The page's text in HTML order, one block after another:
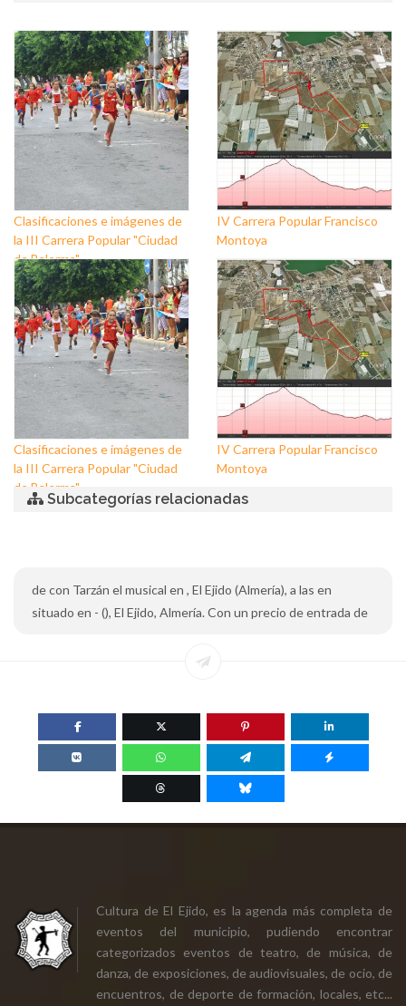
Clasificaciones e imágenes de
la III Carrera Popular "Ciudad
de Balerma"
IV Carrera Popular Francisco
Montoya
Clasificaciones e imágenes de
la III Carrera Popular "Ciudad
de Balerma"
IV Carrera Popular Francisco
Montoya
Subcategorías relacionadas
de con Tarzán el musical en , El Ejido (Almería), a las en
situado en - (), El Ejido, Almería. Con un precio de entrada de
Cultura de El Ejido, es la agenda más completa de
eventos del municipio, pudiendo encontrar
categorizados eventos de teatro, de música, de
danza, de exposiciones, de audiovisuales, de ocio, de
encuentros, de deporte de formación, locales, etc...